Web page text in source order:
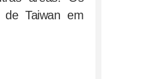
de Taiwan em